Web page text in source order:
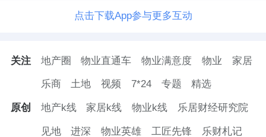
点击下载App参与更多互动
关注 地产圈 物业直通车 物业满意度 物业 家居
乐商 土地 视频 7*24 专题 精选
原创 地产k线 家居k线 物业k线 乐居财经研究院
见地 进深 物业英雄 工匠先锋 乐财札记